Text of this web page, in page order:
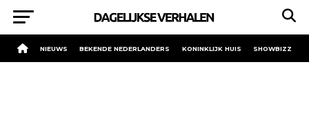
NIEUWS BEKENDE NEDERLANDERS KONINKLIJK HUIS SHOWBIZZ